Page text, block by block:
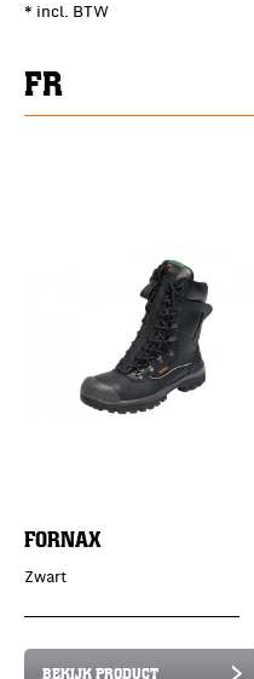
* incl. BTW
FR
FORNAX
Zwart
BEKIJK PRODUCT